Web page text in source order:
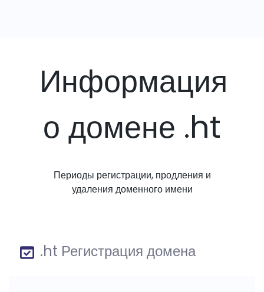
Информация
о домене .ht
Периоды регистрации, продления и
удаления доменного имени
.ht Регистрация домена